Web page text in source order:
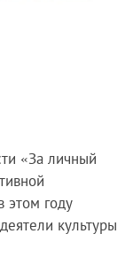
«За личный
этом году
культуры